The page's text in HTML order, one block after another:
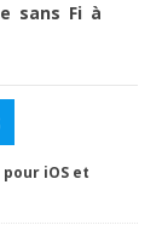
sans Fi à
iOS et